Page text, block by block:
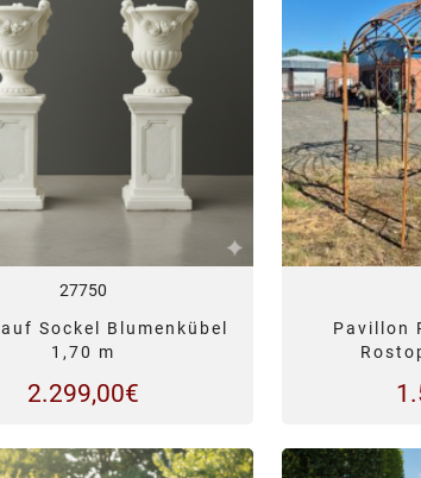
27750
Sockel Blumenkübel
1,70 m
2.299,00€
Pavillon